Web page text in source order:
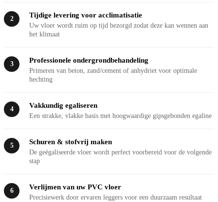
2 Tijdige levering voor acclimatisatie
Uw vloer wordt ruim op tijd bezorgd zodat deze kan wennen aan
het klimaat
3 Professionele ondergrondbehandeling
Primeren van beton, zand/cement of anhydriet voor optimale
hechting
4 Vakkundig egaliseren
Een strakke, vlakke basis met hoogwaardige gipsgebonden egaline
5 Schuren & stofvrij maken
De geëgaliseerde vloer wordt perfect voorbereid voor de volgende
stap
6 Verlijmen van uw PVC vloer
Precisiewerk door ervaren leggers voor een duurzaam resultaat